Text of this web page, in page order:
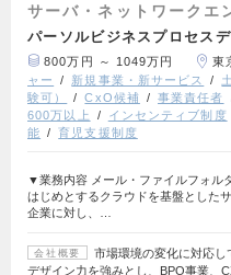
サーバ・ネットワークエ
パーソルビジネスプロセス
800万円 ～ 1049万円 東
ャー
新規事業・新サービス
験可）
CxO候補 事業責任者
600万以上
インセンティブ制度
能
育児支援制度
▼業務内容 メール・ファイルフォル
はじめとするクラウドを基盤とした
企業に対し、…
会社概要
市場環境の変化に対応し
デザイン力を強みとし、BPO事業、